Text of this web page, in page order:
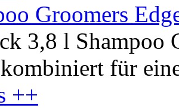
Groomers
3,8 l Shampoo
für
++